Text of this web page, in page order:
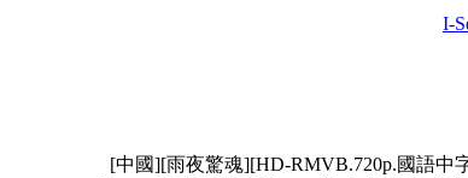
I-
[中國][雨夜驚魂][HD-RMVB.720p.